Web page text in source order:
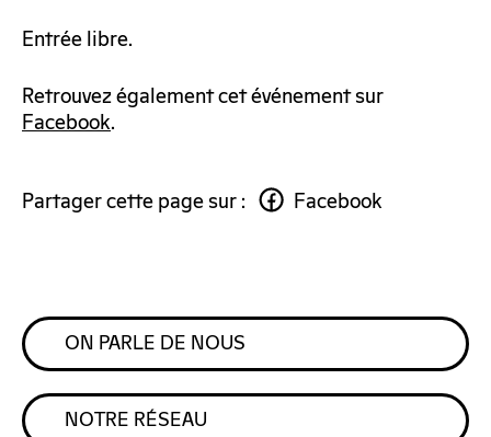
Entrée libre.
Retrouvez également cet événement sur
Facebook.
Partager cette page sur : Facebook
ON PARLE DE NOUS
NOTRE RÉSEAU